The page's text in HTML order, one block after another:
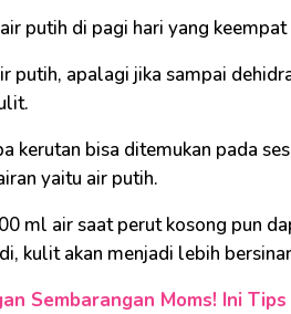
putih di pagi hari yang
putih, apalagi jika sampai
kerutan bisa ditemukan pada
yaitu air putih.
ml air saat perut kosong pun
kulit akan menjadi lebih
Sembarangan Moms! Ini